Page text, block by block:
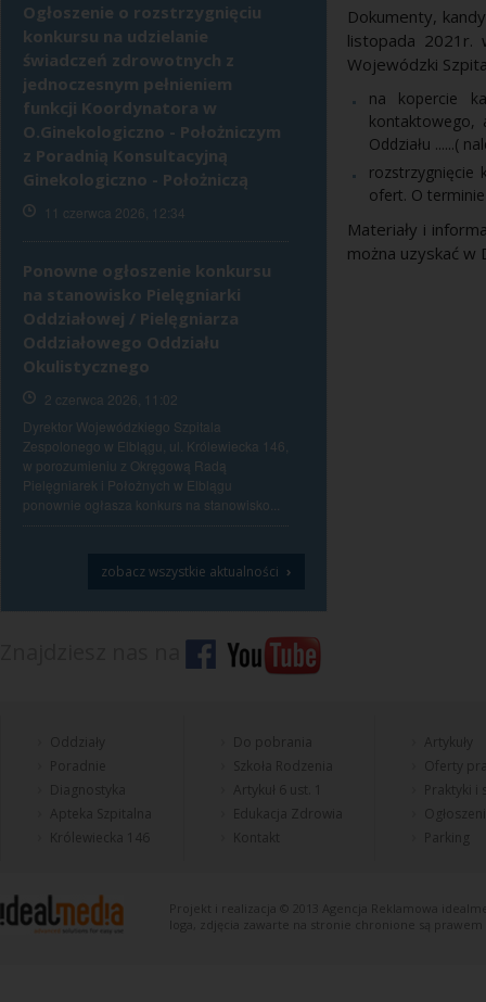
Ogłoszenie o rozstrzygnięciu
konkursu na udzielanie
świadczeń zdrowotnych z
jednoczesnym pełnieniem
funkcji Koordynatora w
O.Ginekologiczno - Położniczym
z Poradnią Konsultacyjną
Ginekologiczno - Położniczą
11 czerwca 2026, 12:34
Ponowne ogłoszenie konkursu
na stanowisko Pielęgniarki
Oddziałowej / Pielęgniarza
Oddziałowego Oddziału
Okulistycznego
2 czerwca 2026, 11:02
Dyrektor Wojewódzkiego Szpitala
Zespolonego w Elblągu, ul. Królewiecka 146,
w porozumieniu z Okręgową Radą
Pielęgniarek i Położnych w Elblągu
ponownie ogłasza konkurs na stanowisko...
zobacz wszystkie aktualności ›
Dokumenty,
listopada 2021r.
Wojewódzki
na kopercie
kontaktowego,
Oddziału ......(
rozstrzygnięcie
ofert. O
Materiały i
można uzyskać w
Poradnie
Diagnostyka
Apteka Szpitalna
Królewiecka 146
Do pobrania
Artykuł 6 ust. 1
Edukacja Zdrowia
Artykuły
Oferty
Praktyki
Parking
Projekt i realizacja © 2013 Agencja Reklamowa
loga, zdjęcia zawarte na stronie chronione są